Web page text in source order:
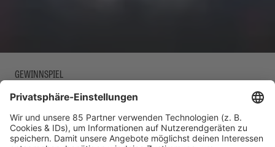
GEWINNSPIEL
King of BOB
Mit drei richtig beantworteten Musikfragen Tickets für die größten
Konzerte und Festivals gewinnen!